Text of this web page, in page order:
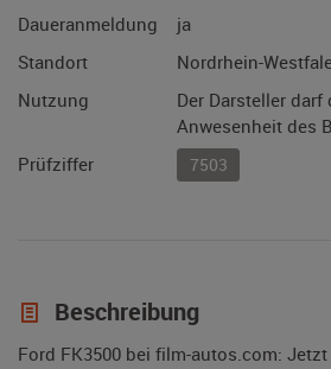
Daueranmeldung
ja
Standort
Nordrhein-
Nutzung
Der Darsteller
Anwesenheit des
Prüfziffer
7503
Beschreibung
Ford FK3500 bei film-autos.com: